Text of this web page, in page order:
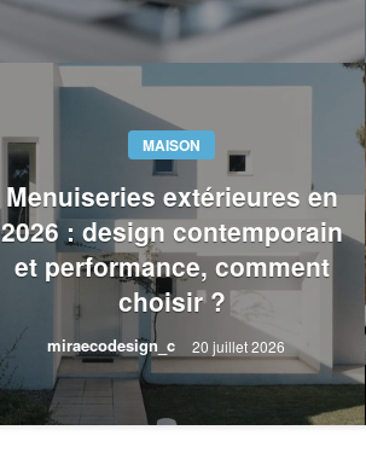
MAISON
Changer ses
faut savoir avant de
miraecodesign_c 23 juillet 2026
MAISON
Menuiseries extérieures en
2026 : design contemporain
et performance, comment
choisir ?
miraecodesign_c 20 juillet 2026